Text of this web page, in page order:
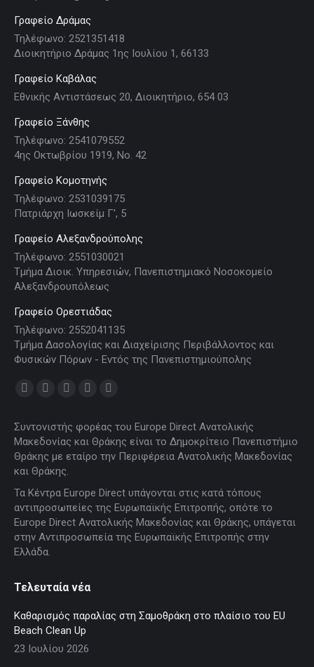
Γραφείο Δράμας
Τηλέφωνο: 2521351418
Διοικητήριο Δράμας 1ης Ιουλίου 1, 66133
Γραφείο Καβάλας
Εθνικής Αντιστάσεως 20, Διοικητήριο, 654 03
Γραφείο Ξάνθης
Τηλέφωνο: 2541079552
4ης Οκτωβρίου 1919, Νο. 42
Γραφείο Κομοτηνής
Τηλέφωνο: 2531039175
Πατριάρχη Ιωσκείμ Γ', 5
Γραφείο Αλεξανδρούπολης
Τηλέφωνο: 2551030021
Τμήμα Διοικ. Υπηρεσιών, Πανεπιστημιακό Νοσοκομείο
Αλεξανδρουπόλεως
Γραφείο Ορεστιάδας
Τηλέφωνο: 2552041135
Τμήμα Δασολογίας και Διαχείρισης Περιβάλλοντος και
Φυσικών Πόρων - Εντός της Πανεπιστημιούπολης
Find us on:
opens
in
new
window
opens
in
new
window
opens
in
new
window
opens
in
window
opens
in
window
Συντονιστής φορέας του Europe Direct Ανατολικής
Μακεδονίας και Θράκης είναι το Δημοκρίτειο Πανεπιστήμιο
Θράκης με εταίρο την Περιφέρεια Ανατολικής Μακεδονίας
και Θράκης.
Τα Κέντρα Europe Direct υπάγονται στις κατά τόπους
αντιπροσωπείες της Ευρωπαϊκής Επιτροπής, οπότε το
Europe Direct Ανατολικής Μακεδονίας και Θράκης, υπάγεται
στην Αντιπροσωπεία της Ευρωπαϊκής Επιτροπής στην
Ελλάδα.
Τελευταία νέα
Καθαρισμός παραλίας στη Σαμοθράκη στο πλαίσιο του EU
Beach Clean Up
23 Ιουλίου 2026